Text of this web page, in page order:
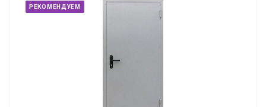
РЕКОМЕНДУЕМ